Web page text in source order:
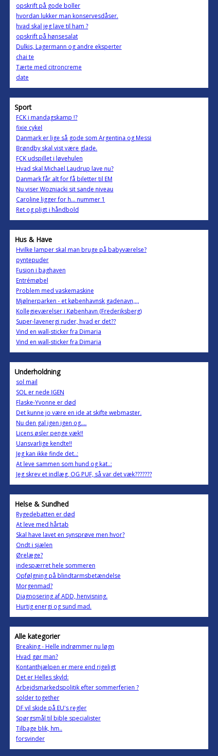
opskrift på gode boller
hvordan lukker man konservesdåser.
hvad skal jeg lave til ham ?
opskrift på hønsesalat
Dulkis, Lagermann og andre eksperter
chai te
Tærte med citroncreme
date
Sport
FCK i mandagskamp !?
fixie cykel
Danmark er lige så gode som Argentina og Messi
Brøndby skal vist være glade.
FCK udspillet i løvehulen
Hvad skal Michael Laudrup lave nu?
Danmark får alt for få biletter til EM
Nu viser Wozniacki sit sande niveau
Caroline ligger for h... nummer 1
Ret og pligt i håndbold
Hus & Have
Hvilke lamper skal man bruge på babyværelse?
pyntepuder
Fusion i baghaven
Entrémøbel
Problem med vaskemaskine
Mjølnerparken - et københavnsk gadenavn,,,,
Kollegieværelser i København (Frederiksberg)
Super-lavenergi ruder, hvad er det??
Vind en wall-sticker fra Dimaria
Vind en wall-sticker fra Dimaria
Underholdning
sol mail
SOL er nede IGEN
Flaske-Yvonne er død
Det kunne jo være en ide at skifte webmaster.
Nu den gal igen igen og....
Licens øsler penge væk!!
Uansvarlige kendte!!
Jeg kan ikke finde det..:
At leve sammen som hund og kat..:
Jeg skrev et indlæg, OG PUF, så var det væk???????
Helse & Sundhed
Rygedebatten er død
At leve med hårtab
Skal have lavet en synsprøve men hvor?
Ondt i sjælen
Ørelæge?
indespærret hele sommeren
Opfølgning på blindtarmsbetændelse
Morgenmad?
Diagnosering af ADD, henvisning.
Hurtig energi og sund mad.
Alle kategorier
Breaking - Helle indrømmer nu løgn
Hvad gør man?
Kontanthjælpen er mere end rigeligt
Det er Helles skyld:
Arbejdsmarkedspolitik efter sommerferien ?
solder together
DF vil skide på EU's regler
Spørgsmål til bible specialister
Tilbage blik, hm..
forsvinder